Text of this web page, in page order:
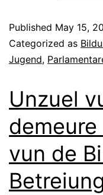
Published May 15,
Categorized as
Jugend,
Unzuel
demeure
vun de